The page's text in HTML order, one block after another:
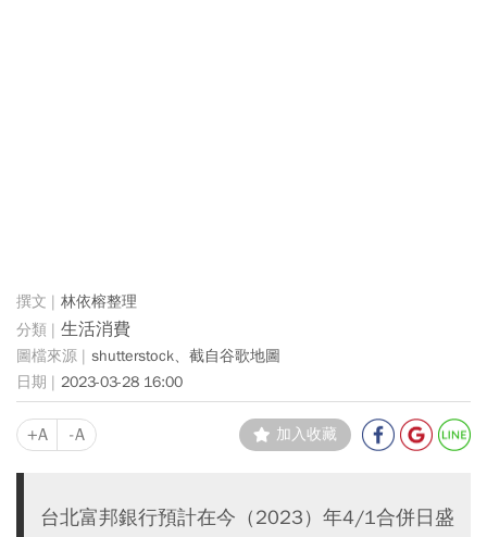
林依榕整理
生活消費
shutterstock、截自谷歌地圖
2023-03-28 16:00
+A -A 加入收藏
台北富邦銀行預計在今（2023）年4/1合併日盛